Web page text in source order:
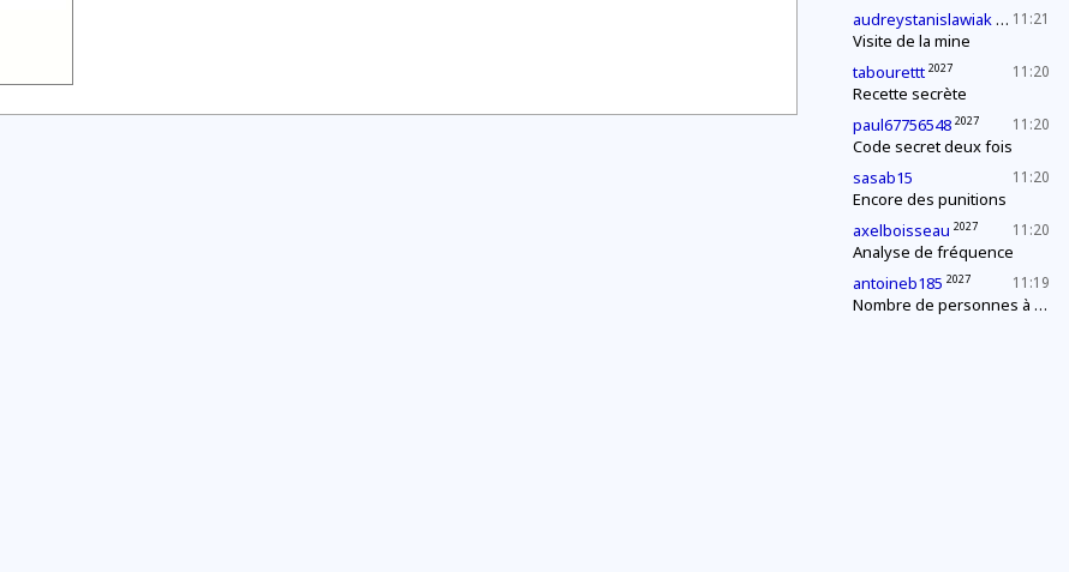
11:21
audreystanislawiak 2027
Visite de la mine
11:20
tabourettt 2027
Recette secrète
11:20
paul67756548 2027
Code secret deux fois
11:20
sasab15
Encore des punitions
11:20
axelboisseau 2027
Analyse de fréquence
11:19
antoineb185 2027
Nombre de personnes à la fête